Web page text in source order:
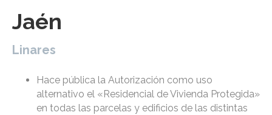
Jaén
Linares
Hace pública la Autorización como uso
alternativo el «Residencial de Vivienda Protegida»
en todas las parcelas y edificios de las distintas